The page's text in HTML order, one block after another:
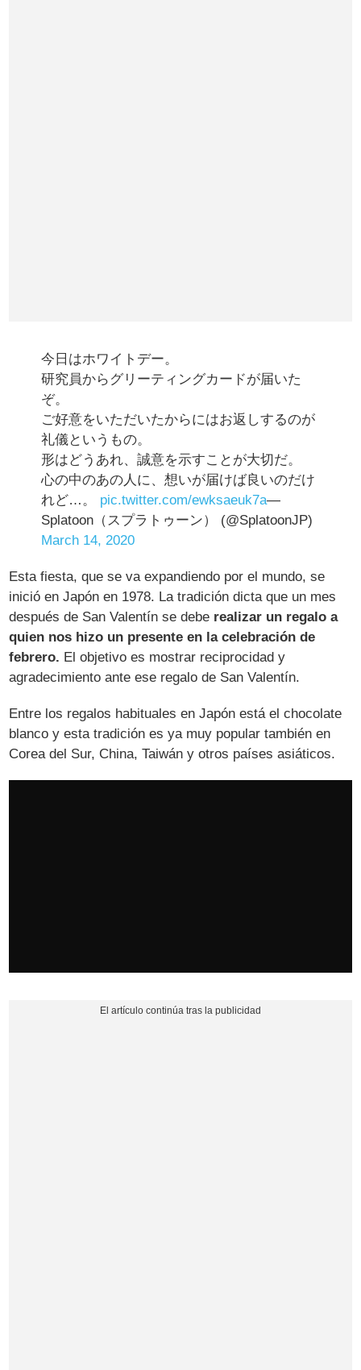
今日はホワイトデー。
研究員からグリーティングカードが届いた
ぞ。
ご好意をいただいたからにはお返しするのが
礼儀というもの。
形はどうあれ、誠意を示すことが大切だ。
心の中のあの人に、想いが届けば良いのだけ
れど…。 pic.twitter.com/ewksaeuk7a—
Splatoon（スプラトゥーン） (@SplatoonJP)
March 14, 2020
Esta fiesta, que se va expandiendo por el mundo, se
inició en Japón en 1978. La tradición dicta que un mes
después de San Valentín se debe realizar un regalo a
quien nos hizo un presente en la celebración de
febrero. El objetivo es mostrar reciprocidad y
agradecimiento ante ese regalo de San Valentín.
Entre los regalos habituales en Japón está el chocolate
blanco y esta tradición es ya muy popular también en
Corea del Sur, China, Taiwán y otros países asiáticos.